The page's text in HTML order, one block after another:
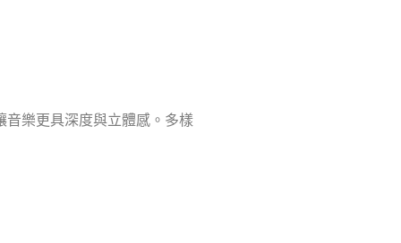
音樂更具深度與立體感。多樣